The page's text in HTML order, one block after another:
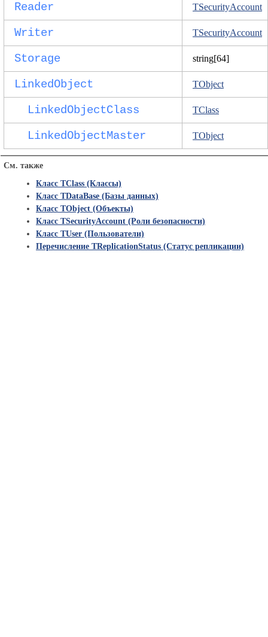
Reader TSecurityAccount
Writer TSecurityAccount
Storage string[64]
LinkedObject TObject
LinkedObjectClass TClass
LinkedObjectMaster TObject
См. также
Класс TClass (Классы)
Класс TDataBase (Базы данных)
Класс TObject (Объекты)
Класс TSecurityAccount (Роли безопасности)
Класс TUser (Пользователи)
Перечисление TReplicationStatus (Статус репликации)